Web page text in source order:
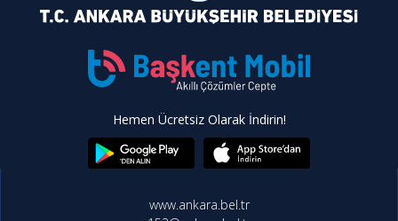
Hemen Ücretsiz Olarak İndirin!
www.ankara.bel.tr